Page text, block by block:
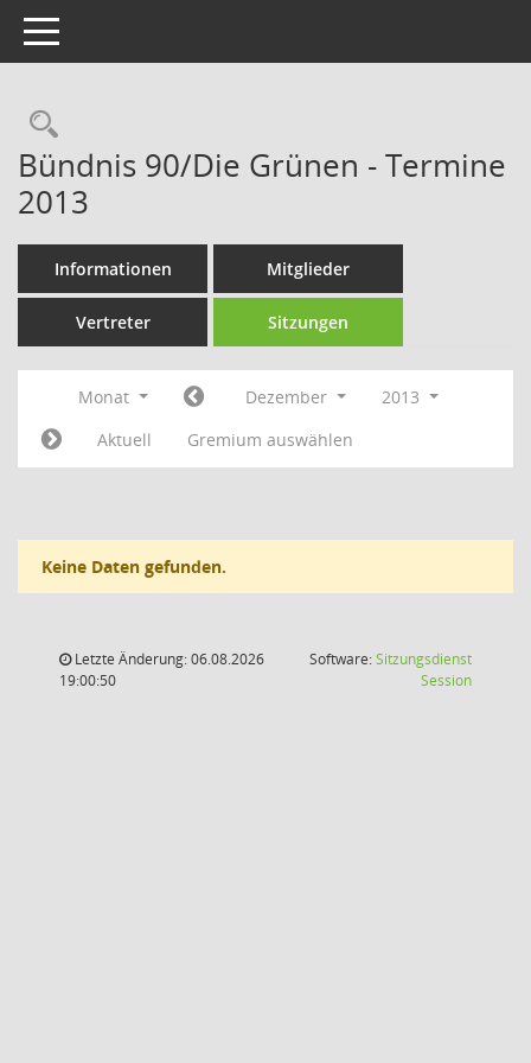
Toggle navigation
Rechercheauswahl
Bündnis 90/Die Grünen - Termine
2013
Informationen Mitglieder
Vertreter Sitzungen
Monat Dezember
2013
Aktuell
Gremium auswählen
Keine Daten gefunden.
Letzte Änderung: 06.08.2026
19:00:50
Software:Sitzungsdienst
Session(Wird in